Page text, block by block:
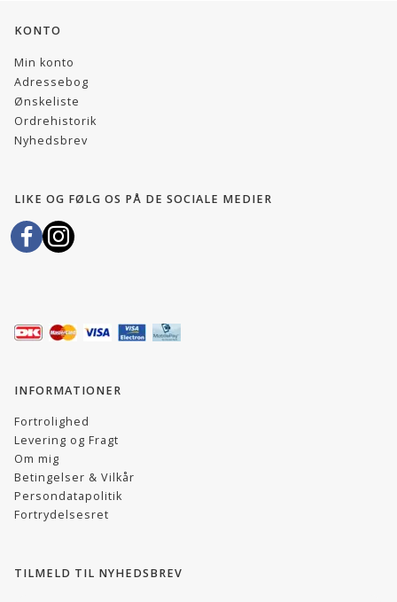
KONTO
Min konto
Adressebog
Ønskeliste
Ordrehistorik
Nyhedsbrev
LIKE OG FØLG OS PÅ DE SOCIALE MEDIER
INFORMATIONER
Fortrolighed
Levering og Fragt
Om mig
Betingelser & Vilkår
Persondatapolitik
Fortrydelsesret
TILMELD TIL NYHEDSBREV